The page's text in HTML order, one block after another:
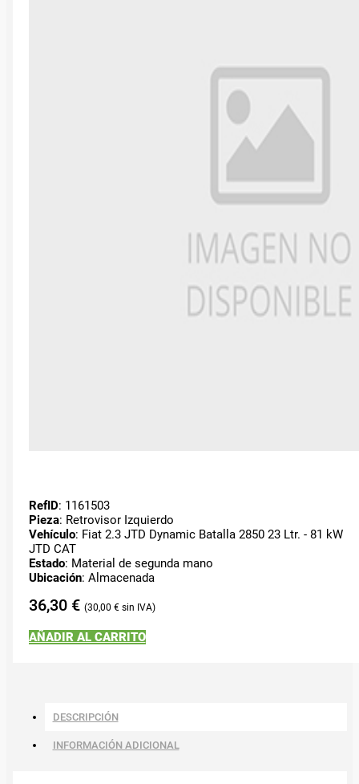
RefID: 1161503
Pieza: Retrovisor Izquierdo
Vehículo: Fiat 2.3 JTD Dynamic Batalla 2850 23 Ltr. - 81 kW
JTD CAT
Estado: Material de segunda mano
Ubicación: Almacenada
36,30 € 30,00 €
AÑADIR AL CARRITO
DESCRIPCIÓN
INFORMACIÓN ADICIONAL